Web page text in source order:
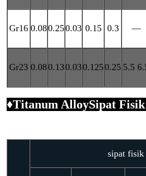
Gr16 0.080.250.03 0.15 0.3 —
Gr23 0.080.130.030.1250.25 5.5
♦Titanum AlloySipat
sipat fisik